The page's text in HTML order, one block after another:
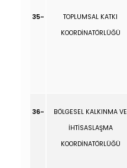
35-
TOPLUMSAL KATKI
KOORDİNATÖRLÜĞÜ
36-
BÖLGESEL KALKINMA VE
İHTİSASLAŞMA
KOORDİNATÖRLÜĞÜ